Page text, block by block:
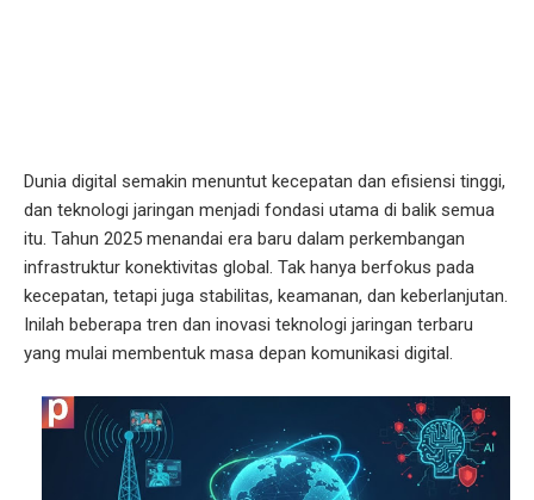
Dunia digital semakin menuntut kecepatan dan efisiensi tinggi,
dan teknologi jaringan menjadi fondasi utama di balik semua
itu. Tahun 2025 menandai era baru dalam perkembangan
infrastruktur konektivitas global. Tak hanya berfokus pada
kecepatan, tetapi juga stabilitas, keamanan, dan keberlanjutan.
Inilah beberapa tren dan inovasi teknologi jaringan terbaru
yang mulai membentuk masa depan komunikasi digital.